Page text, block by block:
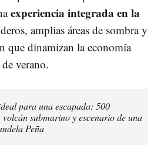
experiencia integrada en la
amplias áreas de sombra y
que dinamizan la economía
verano.
para una escapada: 500
volcán submarino y escenario de una
Peña